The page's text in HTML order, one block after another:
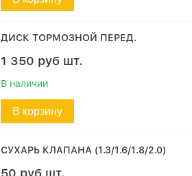
ДИСК ТОРМОЗНОЙ ПЕРЕД.
1 350 руб шт.
В наличии
В корзину
СУХАРЬ КЛАПАНА (1.3/1.6/1.8/2.0)
50 руб шт.